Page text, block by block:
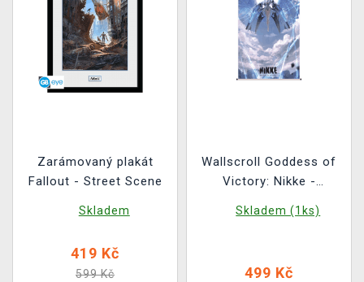
Zarámovaný plakát
Fallout - Street Scene
Skladem
419 Kč
599 Kč
Wallscroll Goddess of
Victory: Nikke -
Skladem (1ks)
499 Kč